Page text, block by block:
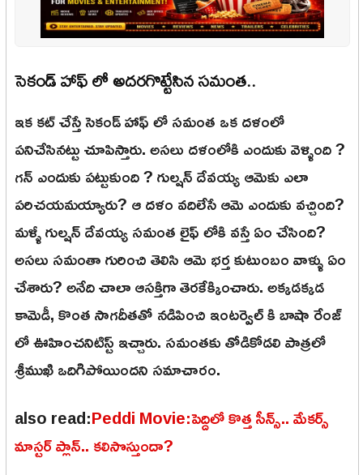
సెకండ్ హాఫ్ లో అదరగొట్టేసిన సమంత..
ఇక కట్ చేస్తే సెకండ్ హాఫ్ లో సమంత ఒక దళంలో
పనిచేసినట్టు చూపిస్తారు. అసలు దళంలోకి ఎందుకు వెళ్ళింది ?
గన్ ఎందుకు పట్టుకుంది ? గుల్షన్ దేవయ్య ఆమెకు ఎలా
పరిచయమయ్యారు? ఆ దళం వదిలేసే ఆమె ఎందుకు వచ్చింది?
మళ్ళీ గుల్షన్ దేవయ్య సమంత లైఫ్ లోకి వస్తే ఏం చేసింది?
అసలు సమంతా గురించి తెలిసి ఆమె భర్త కుటుంబం వాళ్ళు ఏం
చేశారు? అనేది చాలా ఆసక్తిగా తెరకేక్కించారు. అక్కడక్కడ
కామెడీ, కొంత సాగదీతతో నడిపించి ఇంటర్వెల్ కి బాషా రేంజ్
లో ఊహించనిటిస్ట్ ఇచ్చారు. సమంతకు తోడికోడలి పాత్రలో
శ్రీముఖి ఒదిగిపోయిందని సమాచారం.
also read:Peddi Movie:పెద్దిలో కొత్త సీన్స్.. మేకర్స్
మాస్టర్ ప్లాన్.. కలిసొస్తుందా?